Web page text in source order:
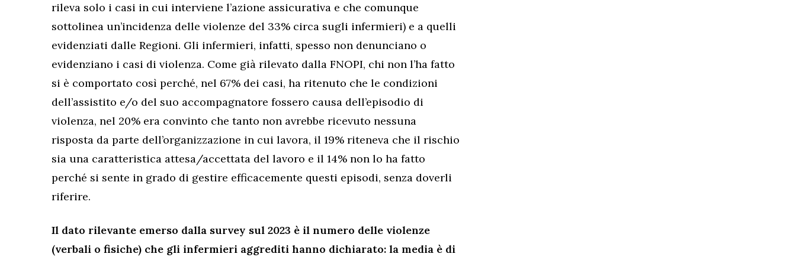
rileva solo i casi in cui interviene l’azione assicurativa e che comunque
sottolinea un’incidenza delle violenze del 33% circa sugli infermieri) e a quelli
evidenziati dalle Regioni. Gli infermieri, infatti, spesso non denunciano o
evidenziano i casi di violenza. Come già rilevato dalla FNOPI, chi non l’ha fatto
si è comportato così perché, nel 67% dei casi, ha ritenuto che le condizioni
dell’assistito e/o del suo accompagnatore fossero causa dell’episodio di
violenza, nel 20% era convinto che tanto non avrebbe ricevuto nessuna
risposta da parte dell’organizzazione in cui lavora, il 19% riteneva che il rischio
sia una caratteristica attesa/accettata del lavoro e il 14% non lo ha fatto
perché si sente in grado di gestire efficacemente questi episodi, senza doverli
riferire.
Il dato rilevante emerso dalla survey sul 2023 è il numero delle violenze
(verbali o fisiche) che gli infermieri aggrediti hanno dichiarato: la media è di